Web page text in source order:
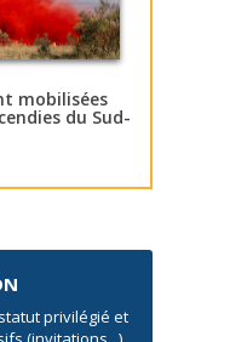
mobilisées
du Sud-
privilégié et